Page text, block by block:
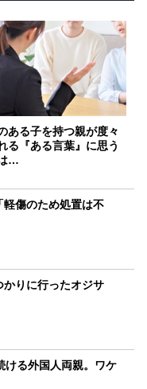
ある子を持つ親が度々
る『ある言葉』に思う
…
軽傷のため処置は不
りに行ったオジサ
ける外国人両親。ワケ